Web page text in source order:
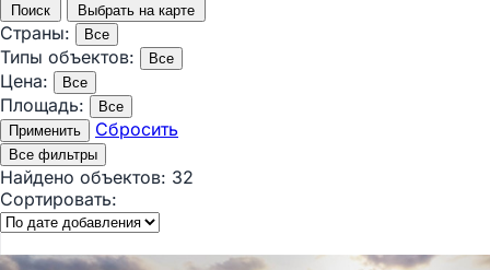
Поиск Выбрать на карте
Страны: Все
Типы объектов: Все
Цена: Все
Площадь:
Все
Применить
Сбросить
Все фильтры
Найдено объектов: 32
Сортировать: